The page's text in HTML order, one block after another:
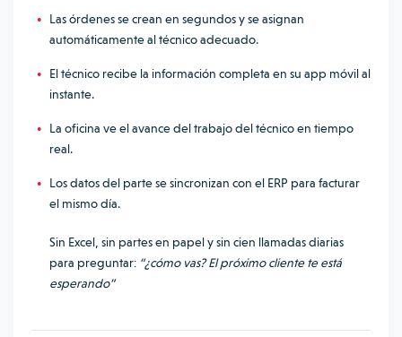
Las órdenes se crean en segundos y se asignan
automáticamente al técnico adecuado.
El técnico recibe la información completa en su app móvil al
instante.
La oficina ve el avance del trabajo del técnico en tiempo
real.
Los datos del parte se sincronizan con el ERP para facturar
el mismo día.
Sin Excel, sin partes en papel y sin cien llamadas diarias
para preguntar: “¿cómo vas? El próximo cliente te está
esperando”